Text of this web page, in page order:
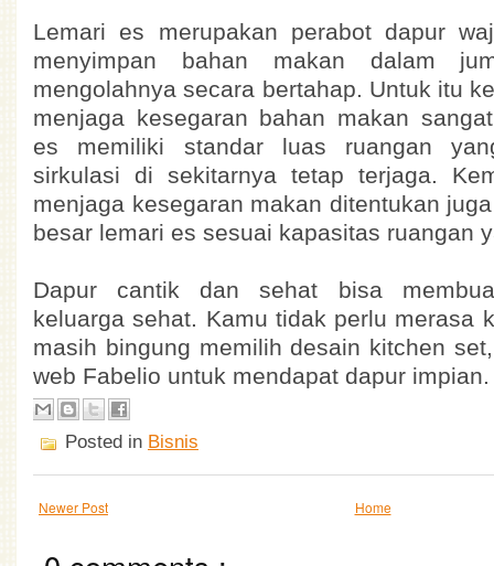
Lemari es merupakan perabot dapur
menyimpan bahan makan dalam
mengolahnya secara bertahap. Untuk itu
menjaga kesegaran bahan makan
es memiliki standar luas ruangan
sirkulasi di sekitarnya tetap terjaga.
menjaga kesegaran makan ditentukan
besar lemari es sesuai kapasitas ruangan
Dapur cantik dan sehat bisa
keluarga sehat. Kamu tidak perlu merasa
masih bingung memilih desain kitchen
web Fabelio untuk mendapat dapur impian.
Posted in Bisnis
Newer Post Home